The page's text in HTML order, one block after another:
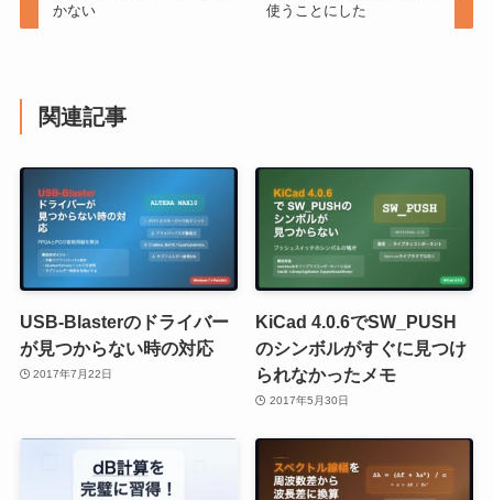
かない
使うことにした
関連記事
USB-Blasterのドライバー
が見つからない時の対応
2017年7月22日
KiCad 4.0.6でSW_PUSH
のシンボルがすぐに見つけ
られなかったメモ
2017年5月30日